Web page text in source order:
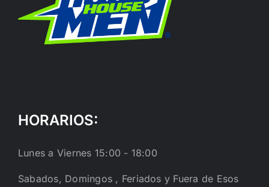
HORARIOS:
Lunes a Viernes 15:00 - 18:00
Sabados, Domingos , Feriados y Fuera de Esos